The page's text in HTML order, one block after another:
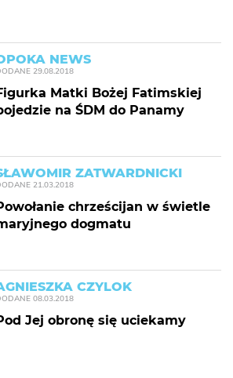
NEWS
29.08.2018
Matki Bożej Fatimskiej
na ŚDM do Panamy
ZATWARDNICKI
21.03.2018
chrześcijan w świetle
dogmatu
CZYLOK
08.03.2018
Jej obronę się uciekamy